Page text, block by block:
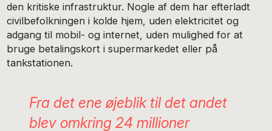
den kritiske infrastruktur. Nogle af dem har efterladt
civilbefolkningen i kolde hjem, uden elektricitet og
adgang til mobil- og internet, uden mulighed for at
bruge betalingskort i supermarkedet eller på
tankstationen.
Fra det ene øjeblik til det andet
blev omkring 24 millioner